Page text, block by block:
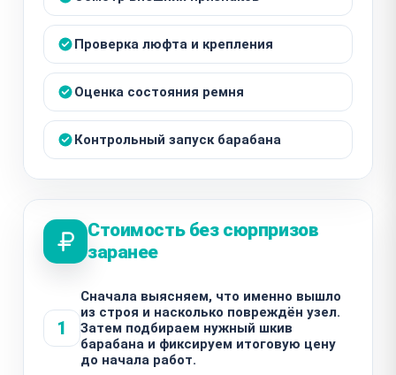
Проверка люфта и крепления
Оценка состояния ремня
Контрольный запуск барабана
Стоимость без сюрпризов
заранее
1
Сначала выясняем, что именно вышло
из строя и насколько повреждён узел.
Затем подбираем нужный шкив
барабана и фиксируем итоговую цену
до начала работ.